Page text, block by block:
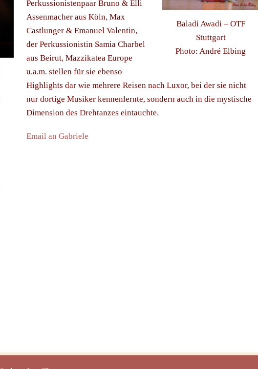
Baladi Awadi – OTF
Stuttgart
Photo: André Elbing
Perkussionistenpaar Bruno & Elli
Assenmacher aus Köln, Max
Castlunger & Emanuel Valentin,
der Perkussionistin Samia Charbel
aus Beirut, Mazzikatea Europe
u.a.m. stellen für sie ebenso
Highlights dar wie mehrere Reisen nach Luxor, bei der sie nicht
nur dortige Musiker kennenlernte, sondern auch in die mystische
Dimension des Drehtanzes eintauchte.
Email an Gabriele